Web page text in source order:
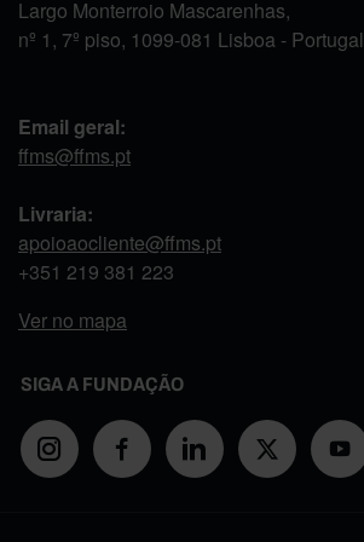
Largo Monterroio Mascarenhas,
nº 1, 7º piso, 1099-081 Lisboa - Portugal
Email geral:
ffms@ffms.pt
Livraria:
apoioaocliente@ffms.pt
+351 219 381 223
Ver no mapa
SIGA A FUNDAÇÃO